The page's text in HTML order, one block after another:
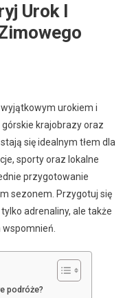
Urok I
urokiem i
krajobrazy oraz
się idealnym tłem dla
sporty oraz lokalne
przygotowanie
sezonem. Przygotuj się
adrenaliny, ale także
podróże?